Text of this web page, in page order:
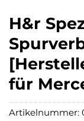
H&r
für
Artikelnummer: